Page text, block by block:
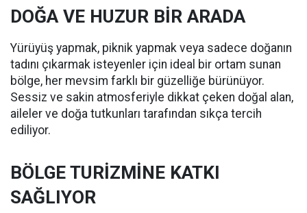
DOĞA VE HUZUR BİR ARADA
Yürüyüş yapmak, piknik yapmak veya sadece doğanın
tadını çıkarmak isteyenler için ideal bir ortam sunan
bölge, her mevsim farklı bir güzelliğe bürünüyor.
Sessiz ve sakin atmosferiyle dikkat çeken doğal alan,
aileler ve doğa tutkunları tarafından sıkça tercih
ediliyor.
BÖLGE TURİZMİNE KATKI
SAĞLIYOR